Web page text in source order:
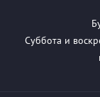
Суббота и